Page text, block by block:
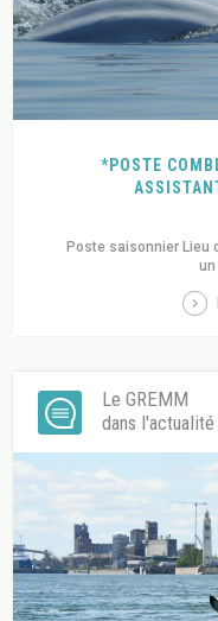
*POSTE
Poste saisonnier Lieu
un
Le GREMM
dans l'actualité